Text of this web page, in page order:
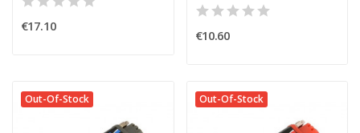
€17.10
€10.60
Out-Of-Stock Out-Of-Stock